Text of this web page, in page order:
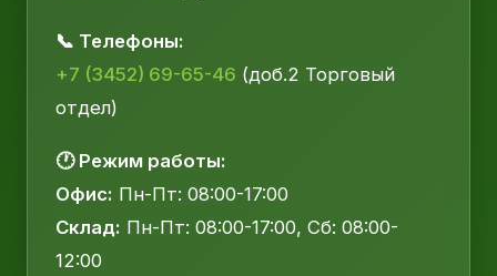
📞 Телефоны:
+7 (3452) 69-65-46 (доб.2 Торговый
отдел)
🕐 Режим работы:
Офис: Пн-Пт: 08:00-17:00
Склад: Пн-Пт: 08:00-17:00, Сб: 08:00-
12:00